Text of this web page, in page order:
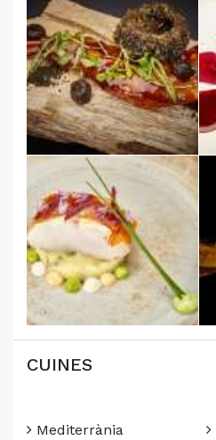
CUINES
Mediterrània